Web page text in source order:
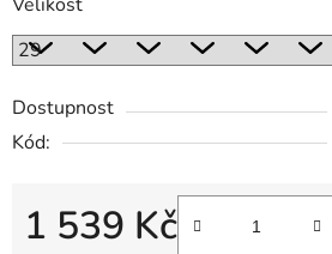
Dostupnost
Kód:
1 539 Kč